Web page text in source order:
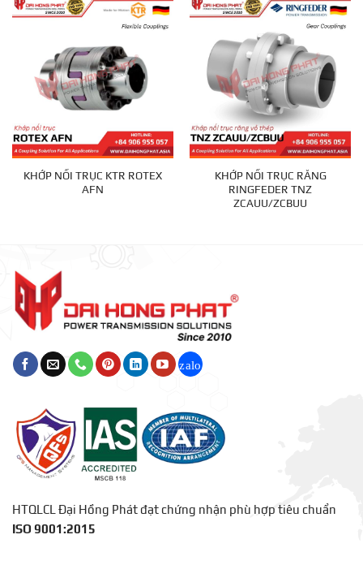
KHỚP NỐI TRỤC KTR ROTEX
AFN
KHỚP NỐI TRỤC RĂNG
RINGFEDER TNZ
ZCAUU/ZCBUU
HTQLCL Đại Hồng Phát đạt chứng nhận phù hợp tiêu chuẩn
ISO 9001:2015